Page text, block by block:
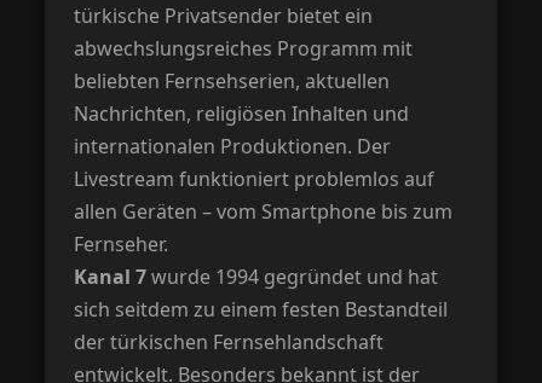
türkische Privatsender bietet ein
abwechslungsreiches Programm mit
beliebten Fernsehserien, aktuellen
Nachrichten, religiösen Inhalten und
internationalen Produktionen. Der
Livestream funktioniert problemlos auf
allen Geräten – vom Smartphone bis zum
Fernseher.
Kanal 7wurde 1994 gegründet und hat
sich seitdem zu einem festen Bestandteil
der türkischen Fernsehlandschaft
entwickelt. Besonders bekannt ist der